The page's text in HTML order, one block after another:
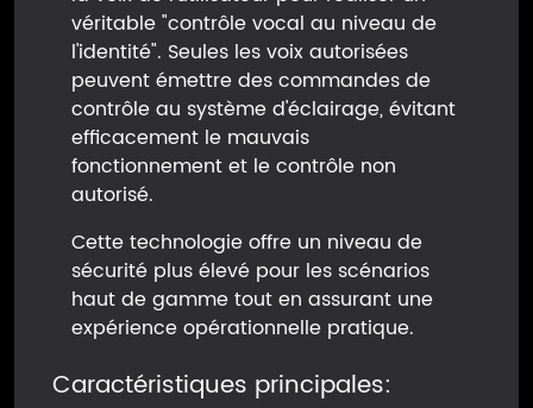
véritable "contrôle vocal au niveau de
l'identité". Seules les voix autorisées
peuvent émettre des commandes de
contrôle au système d'éclairage, évitant
efficacement le mauvais
fonctionnement et le contrôle non
autorisé.
Cette technologie offre un niveau de
sécurité plus élevé pour les scénarios
haut de gamme tout en assurant une
expérience opérationnelle pratique.
Caractéristiques principales: